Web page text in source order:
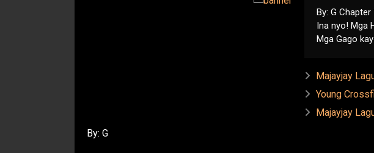
By: G
Ina nyo! Mga
Mga Gago
Majayjay
Young
Majayjay
By: G